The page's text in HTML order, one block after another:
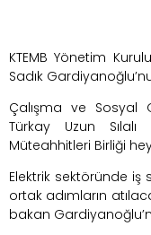
KTEMB Yönetim
Sadık
Çalışma ve Sosyal
Türkay Uzun Sılalı
Müteahhitleri Birliği
Elektrik sektöründe iş
ortak adımların
bakan